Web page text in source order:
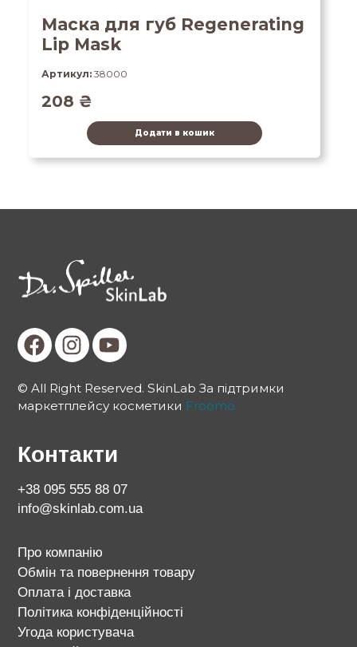
Маска для губ Regenerating
Lip Mask
Артикул: 38000
208 ₴
Додати в кошик
© All Right Reserved. SkinLab За підтримки
маркетплейсу косметики Froomo
Контакти
+38 095 555 88 07
info@skinlab.com.ua
Про компанію
Обмін та повернення товару
Оплата і доставка
Політика конфіденційності
Угода користувача